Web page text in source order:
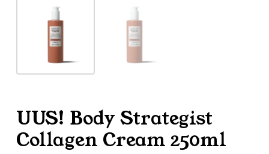
UUS! Body Strategist
Collagen Cream 250ml